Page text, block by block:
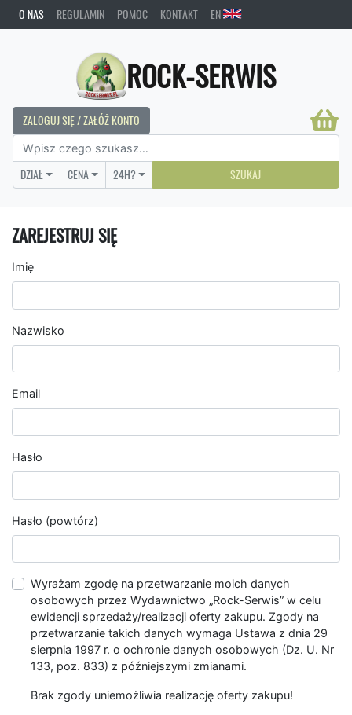
O NAS REGULAMIN POMOC KONTAKT EN
ROCK-SERWIS
ZALOGUJ SIĘ / ZAŁÓŻ KONTO
DZIAŁ CENA 24H? SZUKAJ
ZAREJESTRUJ SIĘ
Imię
Nazwisko
Email
Hasło
Hasło (powtórz)
Wyrażam zgodę na przetwarzanie moich danych
osobowych przez Wydawnictwo „Rock-Serwis” w celu
ewidencji sprzedaży/realizacji oferty zakupu. Zgody na
przetwarzanie takich danych wymaga Ustawa z dnia 29
sierpnia 1997 r. o ochronie danych osobowych (Dz. U. Nr
133, poz. 833) z późniejszymi zmianami.
Brak zgody uniemożliwia realizację oferty zakupu!